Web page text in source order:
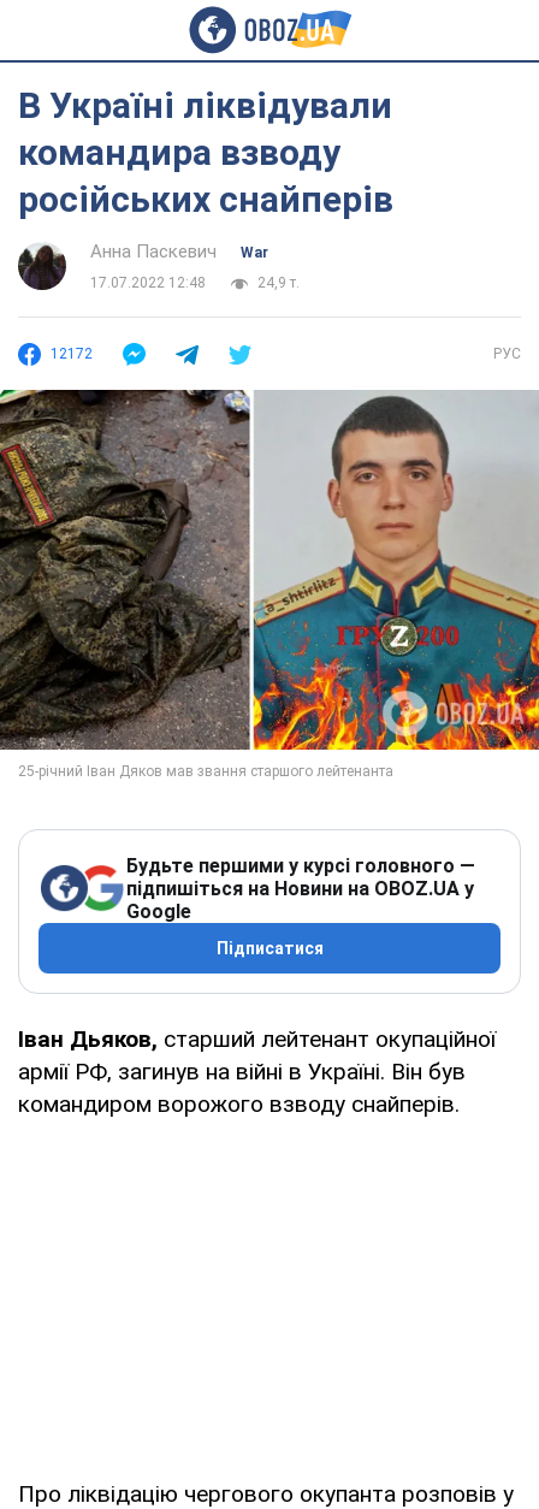
В Україні ліквідували
командира взводу
російських снайперів
Анна Паскевич
War
17.07.2022 12:48
24,9 т.
12172 РУС
Будьте першими у курсі головного —
підпишіться на Новини на OBOZ.UA у
Google
Підписатися
Іван Дьяков, старший лейтенант окупаційної
армії РФ, загинув на війні в Україні. Він був
командиром ворожого взводу снайперів.
Про ліквідацію чергового окупанта розповів у